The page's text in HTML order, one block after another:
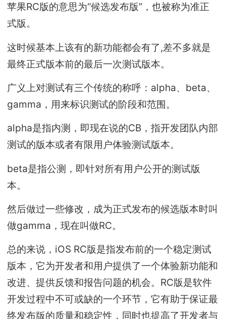
苹果RC版的意思为“候选发布版”，也被称为准正
式版。
这时候基本上该有的新功能都会有了,差不多就是
最终正式版本前的最后一次测试版本。
广义上对测试有三个传统的称呼：alpha、beta、
gamma，用来标识测试的阶段和范围。
alpha是指内测，即现在说的CB，指开发团队内部
测试的版本或者有限用户体验测试版本。
beta是指公测，即针对所有用户公开的测试版
本。
然后做过一些修改，成为正式发布的候选版本时叫
做gamma，现在叫做RC。
总的来说，iOS RC版是指发布前的一个稳定测试
版本，它为开发者和用户提供了一个体验新功能和
改进、提供反馈和报告问题的机会。RC版是软件
开发过程中不可或缺的一个环节，它有助于保证最
终发布版的质量和稳定性，同时也提高了开发者与